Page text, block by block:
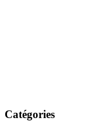
Catégories